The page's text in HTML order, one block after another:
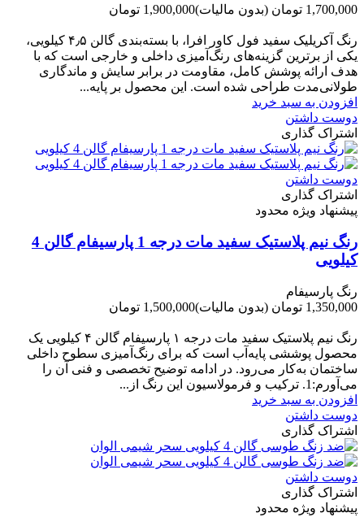
1,700,000 تومان (بدون مالیات)1,900,000 تومان
رنگ آکریلیک سفید فول کاور افرا، با بسته‌بندی گالن ۴٫۵ کیلویی،
یکی از برترین گزینه‌های رنگ‌آمیزی داخلی و خارجی است که با
هدف ارائه پوشش کامل، مقاومت در برابر سایش و ماندگاری
طولانی‌مدت طراحی شده است. این محصول بر پایه...
افزودن به سبد خرید
دوست داشتن
اشتراک گذاری
دوست داشتن
اشتراک گذاری
پیشنهاد ویژه محدود
رنگ نیم پلاستیک سفید مات درجه 1 پارسیفام گالن 4
کیلویی
رنگ پارسیفام
1,350,000 تومان
(بدون مالیات)1,500,000 تومان
رنگ نیم‌ پلاستیک سفید مات درجه ۱ پارسیفام گالن ۴ کیلویی یک
محصول پوششی پایه‌آب است که برای رنگ‌آمیزی سطوح داخلی
ساختمان به‌کار می‌رود. در ادامه توضیح تخصصی و فنی آن را
می‌آورم:1. ترکیب و فرمولاسیون این رنگ از...
افزودن به سبد خرید
دوست داشتن
اشتراک گذاری
دوست داشتن
اشتراک گذاری
پیشنهاد ویژه محدود